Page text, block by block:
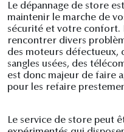
Le dépannage de store
maintenir le marche de
sécurité et votre confort.
rencontrer divers
des moteurs défectueux,
sangles usées, des
est donc majeur de faire
pour les refaire
Le service de store peut